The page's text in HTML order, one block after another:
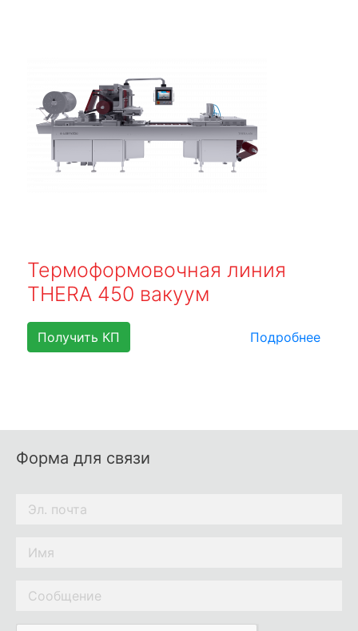
Термоформовочная линия
THERA 450 вакуум
Получить КП Подробнее
Форма для связи